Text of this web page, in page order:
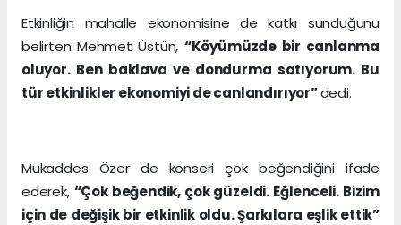
Etkinliğin mahalle ekonomisine de katkı sunduğunu
belirten Mehmet Üstün, “Köyümüzde bir canlanma
oluyor. Ben baklava ve dondurma satıyorum. Bu
tür etkinlikler ekonomiyi de canlandırıyor”dedi.
Mukaddes Özer de konseri çok beğendiğini ifade
ederek, “Çok beğendik, çok güzeldi. Eğlenceli. Bizim
için de değişik bir etkinlik oldu. Şarkılara eşlik ettik”